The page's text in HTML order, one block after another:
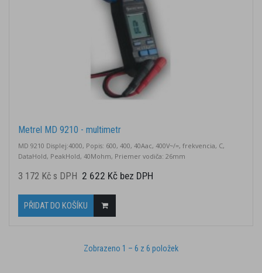
Metrel MD 9210 - multimetr
MD 9210 Displej:4000, Popis: 600, 400, 40Aac, 400V~/=, frekvencia, C,
DataHold, PeakHold, 40Mohm, Priemer vodiča: 26mm
3 172 Kč s DPH 2 622 Kč bez DPH
PŘIDAT DO KOŠÍKU
Zobrazeno 1 – 6 z 6 položek